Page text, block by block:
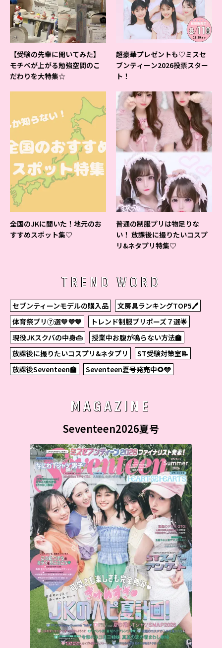
【受験の先輩に聞いてみた】
モチベが上がる勉強空間のこ
だわりを大特集☆
超豪華プレゼントも♡ミスセ
ブンティーン2026投票スター
ト！
全国のJKに聞いた！地元のお
すすめスポット集♡
普通の制服プリは物足りな
い！ 放課後に撮りたいコスプ
リ&ネタプリ特集♡
TREND WORD
セブンティーンモデルの購入品
文房具ランキングTOP5🖊
体育祭プリ⑦選💛💜💙
トレンド制服プリポーズ７選🌟
現役JKスクバの中身👜
授業中お腹が鳴らない方法🏫
放課後に撮りたいコスプリ&ネタプリ
ST受験対策室📝
放課後Seventeen🏫
Seventeen夏号発売中🌻🩵
MAGAZINE
Seventeen2026夏号